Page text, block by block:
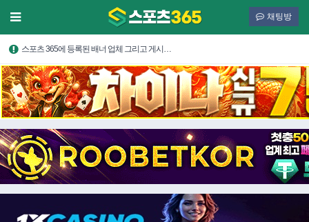
채팅방
스포츠 365에 등록된 배너 업체 그리고 게시…